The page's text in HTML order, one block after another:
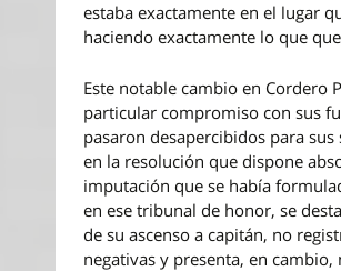
estaba exactamente en el lugar
haciendo exactamente lo que
Este notable cambio en Cordero
particular compromiso con sus
pasaron desapercibidos para sus
en la resolución que dispone
imputación que se había
en ese tribunal de honor, se
de su ascenso a capitán, no
negativas y presenta, en cambio,